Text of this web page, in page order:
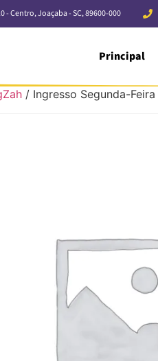
- Centro, Joaçaba - SC, 89600-000
Principal
/ Ingresso Segunda-Feira